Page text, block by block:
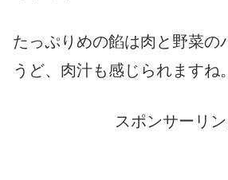
たっぷりめの餡は肉と野菜の
うど、肉汁も感じられますね。
スポンサーリン